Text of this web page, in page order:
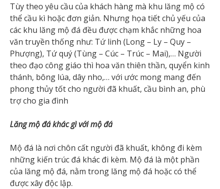
Tùy theo yêu cầu của khách hàng mà khu lăng mộ có
thể cầu kì hoặc đơn giản. Nhưng họa tiết chủ yếu của
các khu lăng mộ đá đều được chạm khắc những hoa
văn truyền thống như: Tứ linh (Long – Ly – Quy –
Phượng), Tứ quý (Tùng – Cúc – Trúc – Mai),… Người
theo đạo công giáo thì hoa văn thiên thần, quyển kinh
thánh, bông lúa, dây nho,… với ước mong mang đến
phong thủy tốt cho người đã khuất, cầu bình an, phù
trợ cho gia đình
Lăng mộ đá khác gì với mộ đá
Mộ đá là nơi chôn cất người đã khuất, không đi kèm
những kiến trúc đá khác đi kèm. Mộ đá là một phần
của lăng mộ đá, nằm trong lăng mộ đá hoặc có thể
được xây độc lập.